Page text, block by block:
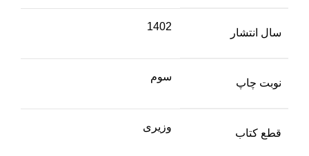
سال انتشار
1402
نوبت چاپ
سوم
قطع کتاب
وزیری